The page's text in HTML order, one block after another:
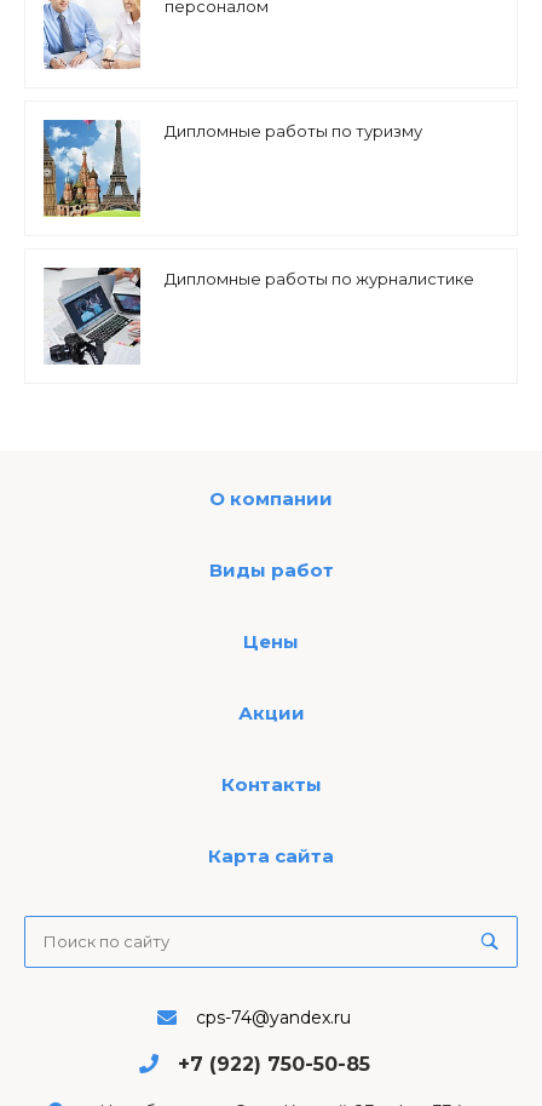
персоналом
Дипломные работы по туризму
Дипломные работы по журналистике
О компании
Виды работ
Цены
Акции
Контакты
Карта сайта
cps-74@yandex.ru
+7 (922) 750-50-85